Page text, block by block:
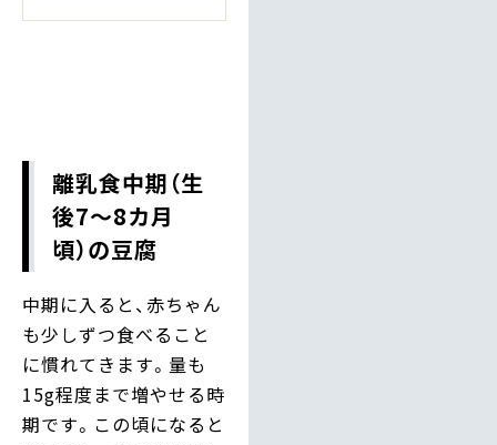
離乳食中期（生
後7〜8カ月
頃）の豆腐
中期に入ると、赤ちゃん
も少しずつ食べること
に慣れてきます。量も
15g程度まで増やせる時
期です。この頃になると